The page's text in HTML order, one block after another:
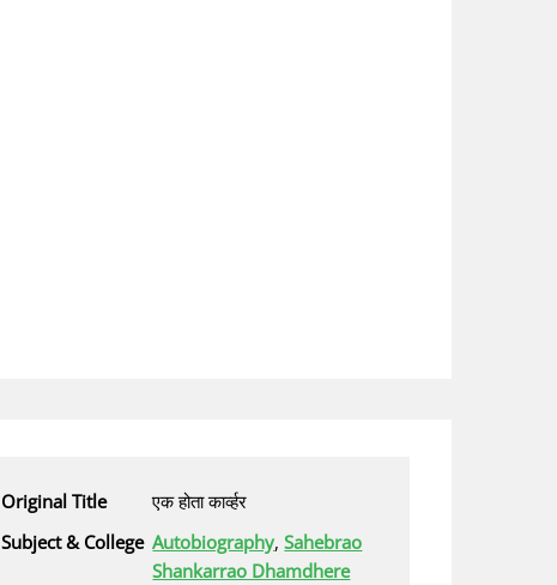
Original Title
एक होता कार्व्हर
Subject & College Autobiography,Sahebrao
Shankarrao Dhamdhere